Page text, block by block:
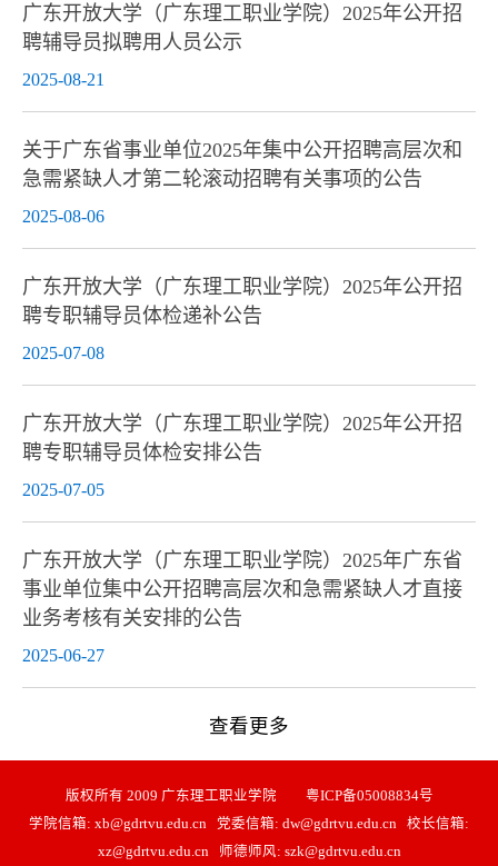
广东开放大学（广东理工职业学院）2025年公开招
聘辅导员拟聘用人员公示
2025-08-21
关于广东省事业单位2025年集中公开招聘高层次和
急需紧缺人才第二轮滚动招聘有关事项的公告
2025-08-06
广东开放大学（广东理工职业学院）2025年公开招
聘专职辅导员体检递补公告
2025-07-08
广东开放大学（广东理工职业学院）2025年公开招
聘专职辅导员体检安排公告
2025-07-05
广东开放大学（广东理工职业学院）2025年广东省
事业单位集中公开招聘高层次和急需紧缺人才直接
业务考核有关安排的公告
2025-06-27
查看更多
版权所有 2009 广东理工职业学院 粤ICP备05008834号
学院信箱: xb@gdrtvu.edu.cn 党委信箱: dw@gdrtvu.edu.cn 校长信箱:
xz@gdrtvu.edu.cn 师德师风: szk@gdrtvu.edu.cn